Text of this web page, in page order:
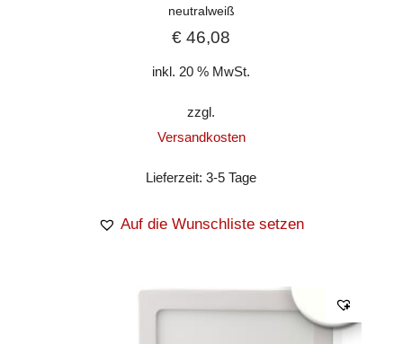
neutralweiß
€ 46,08
inkl. 20 % MwSt.
zzgl.
Versandkosten
Lieferzeit:3-5 Tage
Auf die Wunschliste setzen